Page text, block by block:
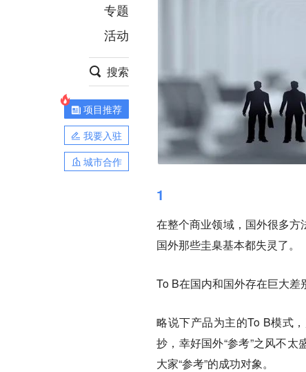
项目推荐
安徽
专题
活动
搜索
项目推荐
我要入驻
城市合作
1
在整个商业领域，国外很多方
国外那些圭臬基本都失灵了。
To B在国内和国外存在巨大差
略说下产品为主的To B模式
抄，幸好国外“参考”之风不
大家“参考”的成功对象。